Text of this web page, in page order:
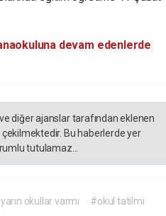
devam edenlerde
diğer ajanslar tarafından eklenen
Bu haberlerde yer
tutulamaz...
okullar varmı
#okul tatilmi